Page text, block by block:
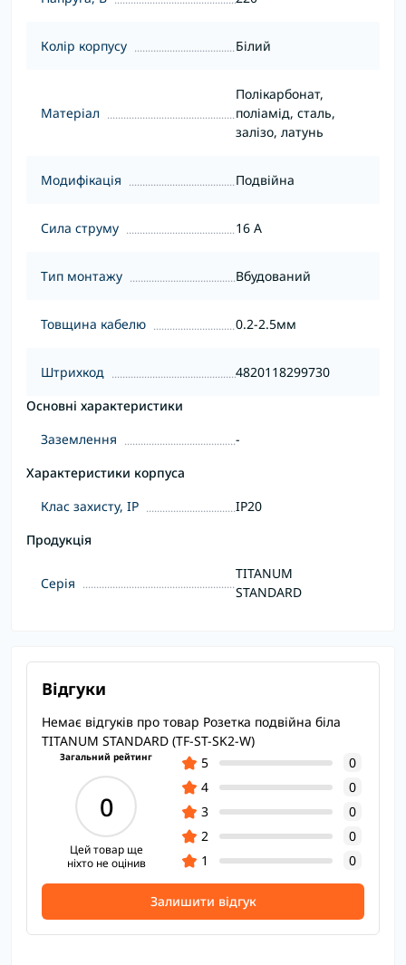
Колір корпусу Білий
Матеріал
Полікарбонат,
поліамід, сталь,
залізо, латунь
Модифікація Подвійна
Сила струму 16 А
Тип монтажу Вбудований
Товщина кабелю 0.2-2.5мм
Штрихкод
4820118299730
Основні характеристики
Заземлення
-
Характеристики корпуса
Клас захисту, IP
IP20
Продукція
Серія
TITANUM
STANDARD
Відгуки
Немає відгуків про товар Розетка подвійна біла
TITANUM STANDARD (TF-ST-SK2-W)
Загальний рейтинг
0
Цей товар ще
ніхто не оцінив
5
0
4
0
3
0
2
0
1
0
Залишити відгук